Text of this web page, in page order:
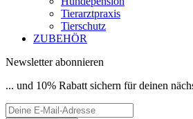
Tierarztpraxis
Tierschutz
ZUBEHÖR
Newsletter abonnieren
... und 10% Rabatt sichern für deinen